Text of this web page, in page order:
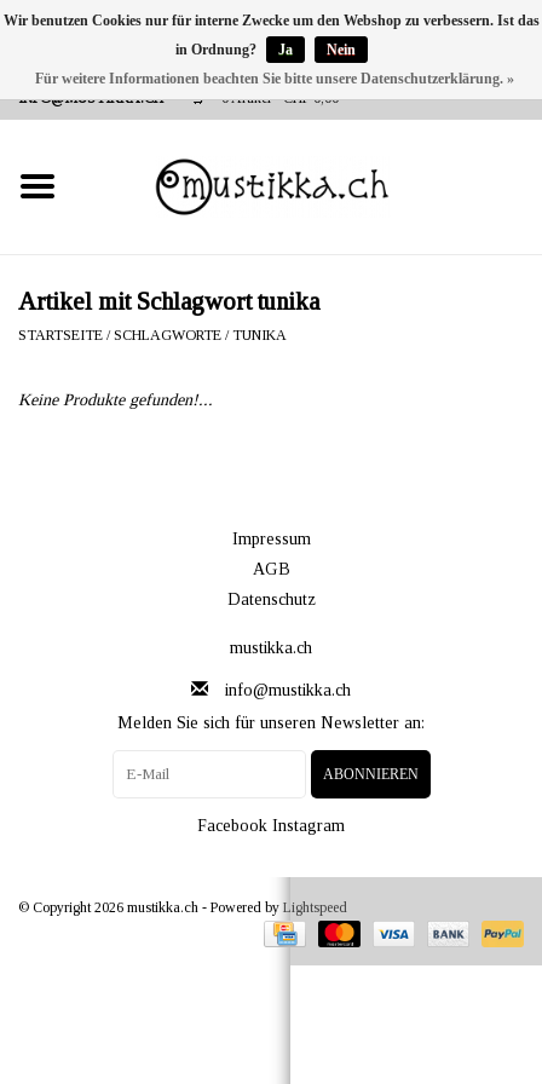
VERSANDKOSTEN 0 CHF INNERHALB CH | INT. VERSAND ÜBER
INFO@MUSTIKKA.CH
0 Artikel - CHF 0,00
NEU BEI UNS
SHOP - A PIECE OF
FINLAND FOR YOU
Artikel mit Schlagwort tunika
STARTSEITE /SCHLAGWORTE /TUNIKA
Keine Produkte gefunden!...
Impressum
AGB
Datenschutz
mustikka.ch
info@mustikka.ch
Melden Sie sich für unseren Newsletter an:
ABONNIEREN
Facebook Instagram
© Copyright 2026 mustikka.ch - Powered by Lightspeed
Wir benutzen Cookies nur für interne Zwecke um den Webshop zu verbessern. Ist das
in Ordnung?
Ja
Nein
Für weitere Informationen beachten Sie bitte unsere Datenschutzerklärung. »